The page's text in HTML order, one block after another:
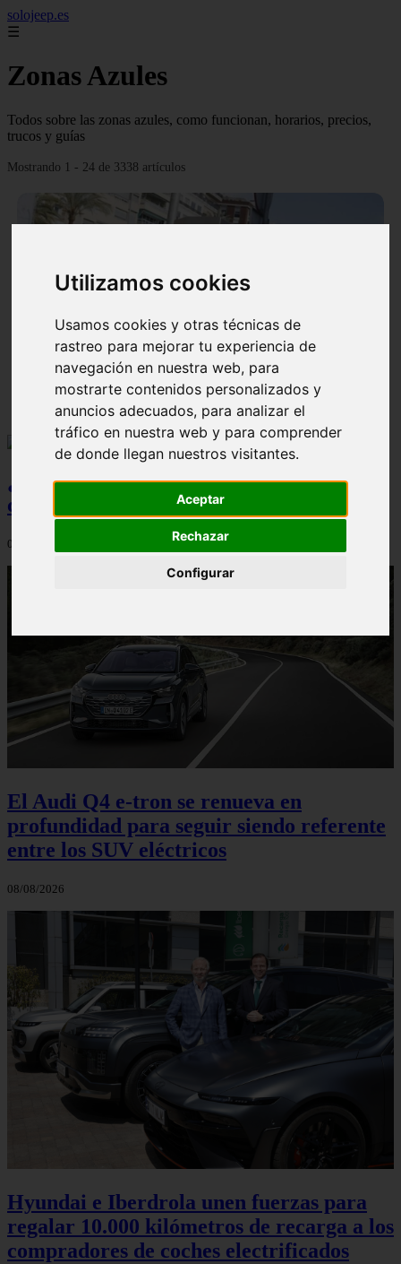
Utilizamos cookies
Usamos cookies y otras técnicas de
rastreo para mejorar tu experiencia de
navegación en nuestra web, para
mostrarte contenidos personalizados y
anuncios adecuados, para analizar el
tráfico en nuestra web y para comprender
de donde llegan nuestros visitantes.
Aceptar
Rechazar
Configurar
solojeep.es
☰
Zonas Azules
Todos sobre las zonas azules, como funcionan, horarios, precios,
trucos y guías
Mostrando 1 - 24 de 3338 artículos
▷ Zona Azul Córdoba 《 Horarios y Tarifas 2024 》
¿Qué Seat Ibiza merece más la pena
comprar?
08/08/2026
El Audi Q4 e-tron se renueva en
profundidad para seguir siendo referente
entre los SUV eléctricos
08/08/2026
Hyundai e Iberdrola unen fuerzas para
regalar 10.000 kilómetros de recarga a los
compradores de coches electrificados